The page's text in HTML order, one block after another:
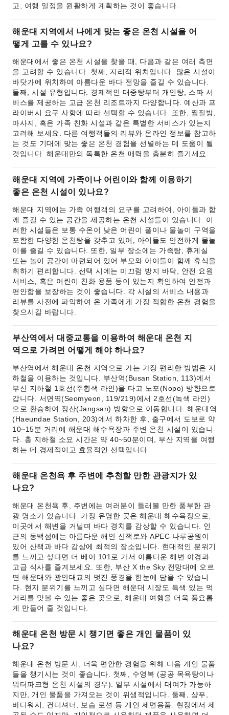
고, 여행 일정을 원활하게 계획하는 것이 좋습니다.
해운대 지역에서 나에게 맞는 좋은 온천 시설을 어
떻게 고를 수 있나요?
해운대에서 좋은 온천 시설을 찾을 때, 다음과 같은 여러 측면
을 고려할 수 있습니다. 첫째, 지리적 위치입니다. 많은 시설이
바닷가에 위치하여 아름다운 바다 전망을 즐길 수 있습니다.
둘째, 시설 유형입니다. 경제적인 대중탕부터 개인탕, 스파 서
비스를 제공하는 고급 온천 리조트까지 다양합니다. 예산과 프
라이버시 요구 사항에 따라 선택할 수 있습니다. 또한, 찜질방,
마사지, 혹은 가족 친화 시설과 같은 특별한 서비스가 있는지
고려해 보세요. 다른 여행객들의 리뷰와 온라인 정보를 참고하
는 것도 기대에 맞는 좋은 온천 경험을 선별하는 데 도움이 될
것입니다. 해운대만의 독특한 온천 매력을 충분히 즐기세요.
해운대 지역에 가족이나 어린이와 함께 이용하기
좋은 온천 시설이 있나요?
해운대 지역에는 가족 여행객의 요구를 고려하여, 아이들과 함
께 즐길 수 있는 공간을 제공하는 온천 시설들이 있습니다. 이
러한 시설들은 보통 수온이 낮은 어린이 풀이나 물놀이 구역을
포함한 다양한 온천탕을 갖추고 있어, 아이들도 안전하게 물놀
이를 즐길 수 있습니다. 또한, 일부 장소에는 가족탕, 휴게실
또는 놀이 공간이 마련되어 있어 부모와 아이들이 함께 휴식을
취하기 편리합니다. 선택 시에는 미끄럼 방지 바닥, 안전 요원
서비스, 혹은 어린이 친화 용품 등이 있는지 확인하여 안전과
편안함을 보장하는 것이 좋습니다. 각 시설의 서비스 내용과
리뷰를 사전에 파악하여 온 가족에게 가장 적합한 온천 경험을
찾으시길 바랍니다.
부산역에서 대중교통을 이용하여 해운대 온천 지
역으로 가려면 어떻게 해야 하나요?
부산역에서 해운대 온천 지역으로 가는 가장 편리한 방법은 지
하철을 이용하는 것입니다. 부산역(Busan Station, 113)에서
부산 지하철 1호선(주황색 라인)을 타고 노포(Nopo) 방향으로
갑니다. 서면역(Seomyeon, 119/219)에서 2호선(녹색 라인)
으로 환승하여 장산(Jangsan) 방향으로 이동합니다. 해운대역
(Haeundae Station, 203)에서 하차한 후, 출구에서 도보로 약
10~15분 거리에 해운대 해수욕장과 주변 온천 시설이 있습니
다. 총 지하철 소요 시간은 약 40~50분이며, 부산 지역을 여행
하는 데 경제적이고 효율적인 선택입니다.
해운대 온천욕 후 주변에 추천할 만한 관광지가 있
나요?
해운대 온천욕 후, 주변에는 여러분이 들러볼 만한 풍부한 관
광 명소가 있습니다. 가장 유명한 곳은 해운대 해수욕장으로,
이곳에서 해변을 거닐며 바다 경치를 감상할 수 있습니다. 인
근의 동백섬에는 아름다운 해안 산책로와 APEC 나루공원이
있어 산책과 바다 감상에 최적의 장소입니다. 현대적인 분위기
를 느끼고 싶다면 더 베이 101로 가서 아름다운 해변 야경과
고급 식사를 즐겨보세요. 또한, 부산 X the Sky 전망대에 오르
면 해운대와 광안대교의 멋진 풍경을 한눈에 담을 수 있습니
다. 현지 분위기를 느끼고 싶다면 해운대 시장도 특색 있는 먹
거리를 맛볼 수 있는 좋은 곳으로, 해운대 여행을 더욱 풍요롭
게 만들어 줄 것입니다.
해운대 온천 방문 시 챙기면 좋은 개인 물품이 있
나요?
해운대 온천 방문 시, 더욱 편안한 경험을 위해 다음 개인 물품
들을 챙기시는 것이 좋습니다. 첫째, 수영복 (공공 목욕탕이나
워터파크형 온천 시설의 경우). 일부 시설에서 대여가 가능하
지만, 개인 물품을 가져오는 것이 위생적입니다. 둘째, 샴푸,
바디워시, 컨디셔너, 보습 로션 등 개인 세면용품. 현장에서 제